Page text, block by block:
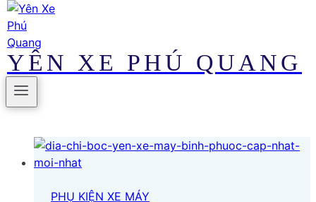
YÊN XE PHÚ QUANG
PHỤ KIỆN XE MÁY